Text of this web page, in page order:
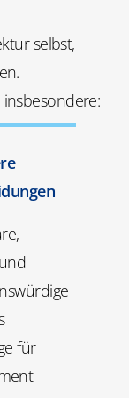
selbst,
für